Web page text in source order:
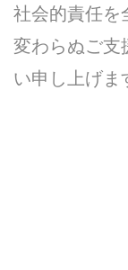
社会的責任を
変わらぬご支
い申し上げま